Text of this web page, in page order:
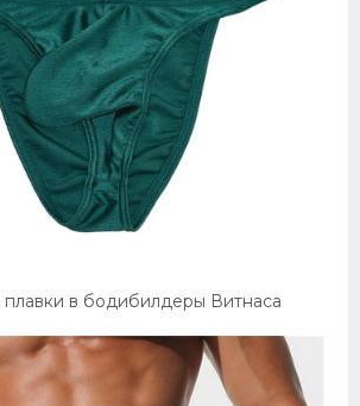
плавки в бодибилдеры Витнаса